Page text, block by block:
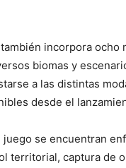
incorpora ocho
biomas y
a las distintas
desde el
juego se encuentran
territorial, captura de